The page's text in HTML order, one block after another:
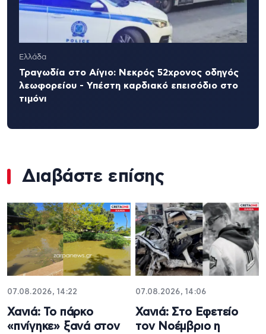
Ελλάδα
Τραγωδία στο Αίγιο: Νεκρός 52χρονος οδηγός
λεωφορείου - Υπέστη καρδιακό επεισόδιο στο
τιμόνι
Διαβάστε επίσης
07.08.2026, 14:22
Χανιά: Το πάρκο
«πνίγηκε» ξανά στον
07.08.2026, 14:06
Χανιά: Στο Εφετείο
τον Νοέμβριο η